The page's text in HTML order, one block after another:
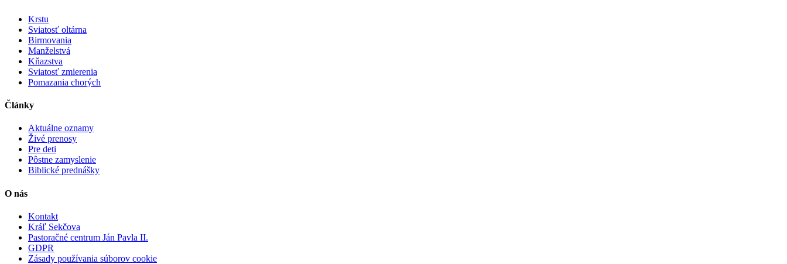
Krstu
Sviatosť oltárna
Birmovania
Manželstvá
Kňazstva
Sviatosť zmierenia
Pomazania chorých
Články
Aktuálne oznamy
Živé prenosy
Pre deti
Pôstne zamyslenie
Biblické prednášky
O nás
Kontakt
Kráľ Sekčova
Pastoračné centrum Ján Pavla II.
GDPR
Zásady používania súborov cookie